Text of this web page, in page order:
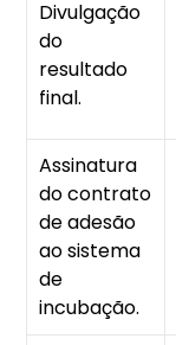
Divulgação
do
resultado
final.
Assinatura
do contrato
de adesão
ao sistema
de
incubação.